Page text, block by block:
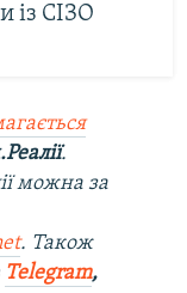
із СІЗО
.
можна за
. Також
Telegram,